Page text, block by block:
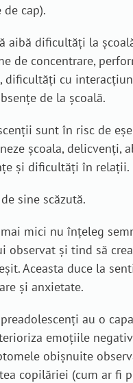
cap).
aibă dificultăți la
de concentrare,
dificultăți cu
de la școală.
sunt în risc de
școala, delicvenți,
și dificultăți în relații.
sine scăzută.
mici nu înțeleg
observat și tind să
Aceasta duce la
și anxietate.
au o
emoțiile
obișnuite
copilăriei (cum ar fi